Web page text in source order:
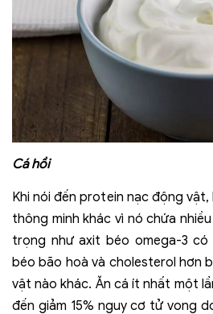
Cá hồi
Khi nói đến protein nạc động vật,
thông minh khác vì nó chứa
trọng như axit béo omega-3
béo bão hoà và cholesterol hơn
vật nào khác. Ăn cá ít nhất một
đến giảm 15% nguy cơ tử vong